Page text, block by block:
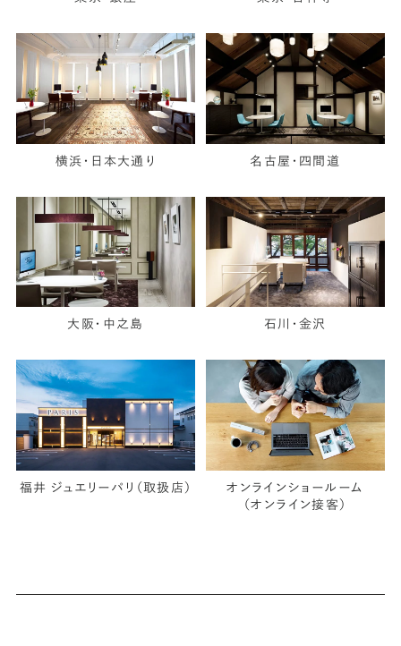
横浜・日本大通り 名古屋・四間道
大阪・中之島 石川・金沢
福井 ジュエリーパリ（取扱店）
オンラインショールーム
（オンライン接客）